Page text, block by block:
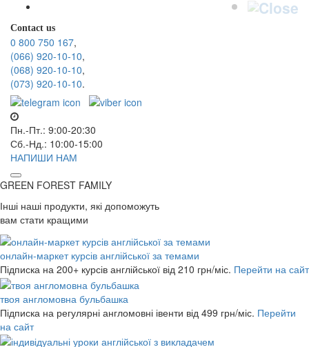
Contact us
0 800 750 167,
(066) 920-10-10,
(068) 920-10-10,
(073) 920-10-10.
Пн.-Пт.: 9:00-20:30
Сб.-Нд.: 10:00-15:00
НАПИШИ НАМ
GREEN FOREST FAMILY
Інші наші продукти, які допоможуть
вам стати кращими
онлайн-маркет курсів англійської за темами
Підписка на 200+ курсів англійської від 210 грн/міс. Перейти на сайт
твоя англомовна бульбашка
Підписка на регулярні англомовні івенти від 499 грн/міс. Перейти
на сайт